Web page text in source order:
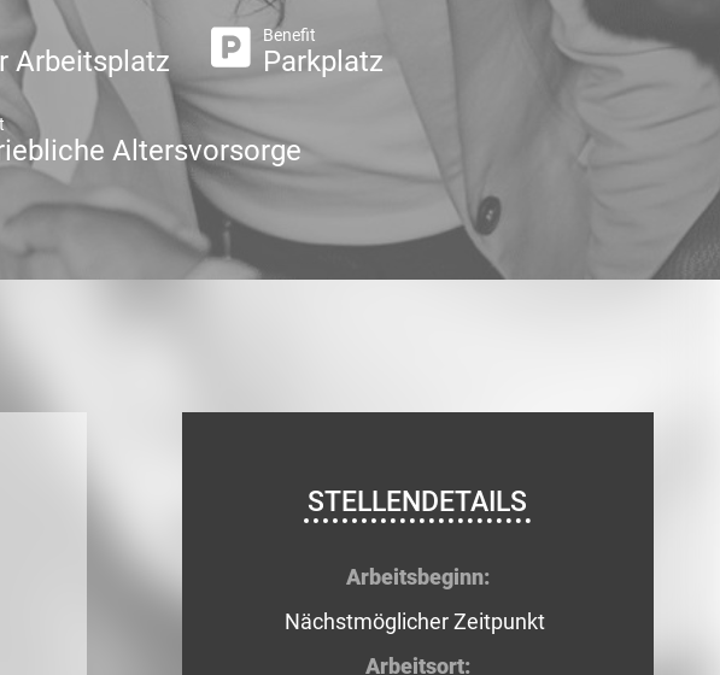
Arbeitsplatz
Benefit
Parkplatz
Altersvorsorge
STELLENDETAILS
Arbeitsbeginn:
Nächstmöglicher Zeitpunkt
Arbeitsort: